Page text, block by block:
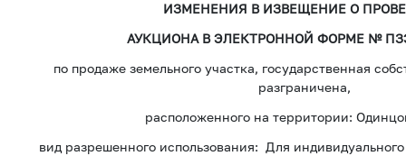
ИЗМЕНЕНИЯ В ИЗВЕЩЕНИЕ О
АУКЦИОНА В ЭЛЕКТРОННОЙ ФОРМЕ №
по продаже земельного участка, государственная
разграничена,
расположенного на территории:
вид разрешенного использования: Для